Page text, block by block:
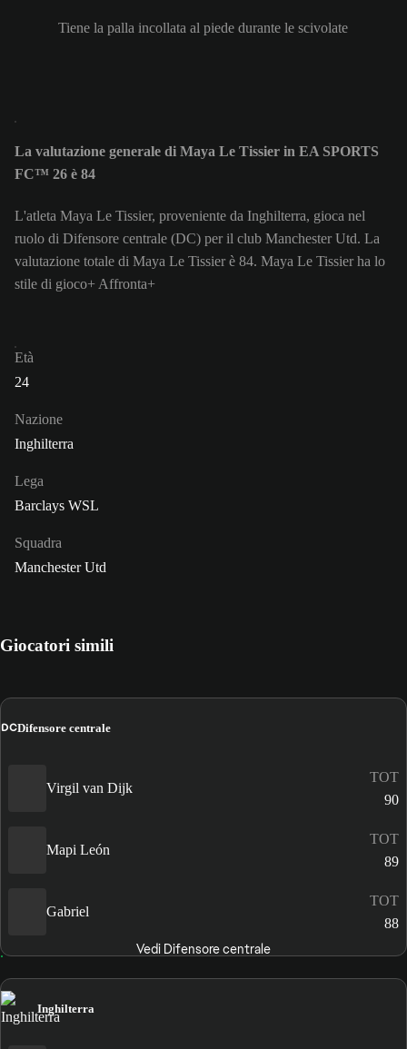
Tiene la palla incollata al piede durante le scivolate
La valutazione generale di Maya Le Tissier in EA SPORTS
FC™ 26 è 84
L'atleta Maya Le Tissier, proveniente da Inghilterra, gioca nel
ruolo di Difensore centrale (DC) per il club Manchester Utd. La
valutazione totale di Maya Le Tissier è 84. Maya Le Tissier ha lo
stile di gioco+ Affronta+
Età
24
Nazione
Inghilterra
Lega
Barclays WSL
Squadra
Manchester Utd
Giocatori simili
DCDifensore centrale
Virgil van Dijk
TOT
90
Mapi León
TOT
89
Gabriel
TOT
88
Vedi Difensore centrale
Inghilterra